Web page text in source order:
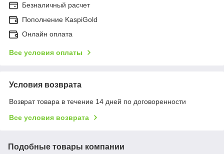
Безналичный расчет
Пополнение KaspiGold
Онлайн оплата
Все условия оплаты
Условия возврата
Возврат товара в течение 14 дней по договоренности
Все условия возврата
Подобные товары компании